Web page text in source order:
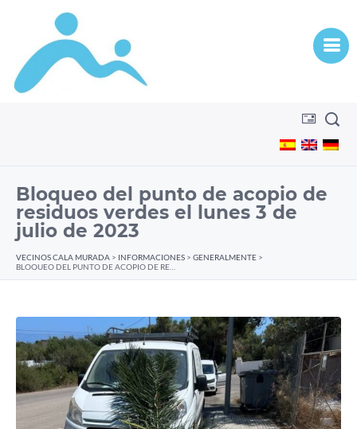
Bloqueo del punto de acopio de
residuos verdes el lunes 3 de
julio de 2023
VECINOS CALA MURADA > INFORMACIONES > GENERALMENTE >